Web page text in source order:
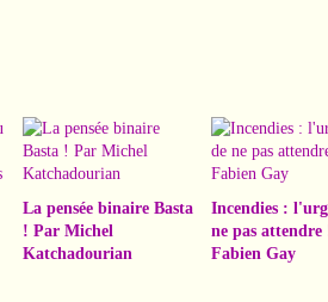
La pensée binaire Basta
! Par Michel
Katchadourian
Incendies :
ne pas attendre
Fabien Gay